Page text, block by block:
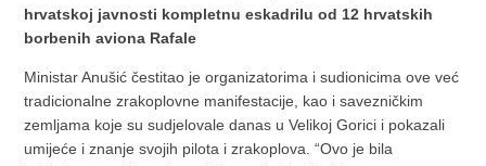
hrvatskoj javnosti kompletnu eskadrilu od 12 hrvatskih
borbenih aviona Rafale
Ministar Anušić čestitao je organizatorima i sudionicima ove već
tradicionalne zrakoplovne manifestacije, kao i savezničkim
zemljama koje su sudjelovale danas u Velikoj Gorici i pokazali
umijeće i znanje svojih pilota i zrakoplova. “Ovo je bila